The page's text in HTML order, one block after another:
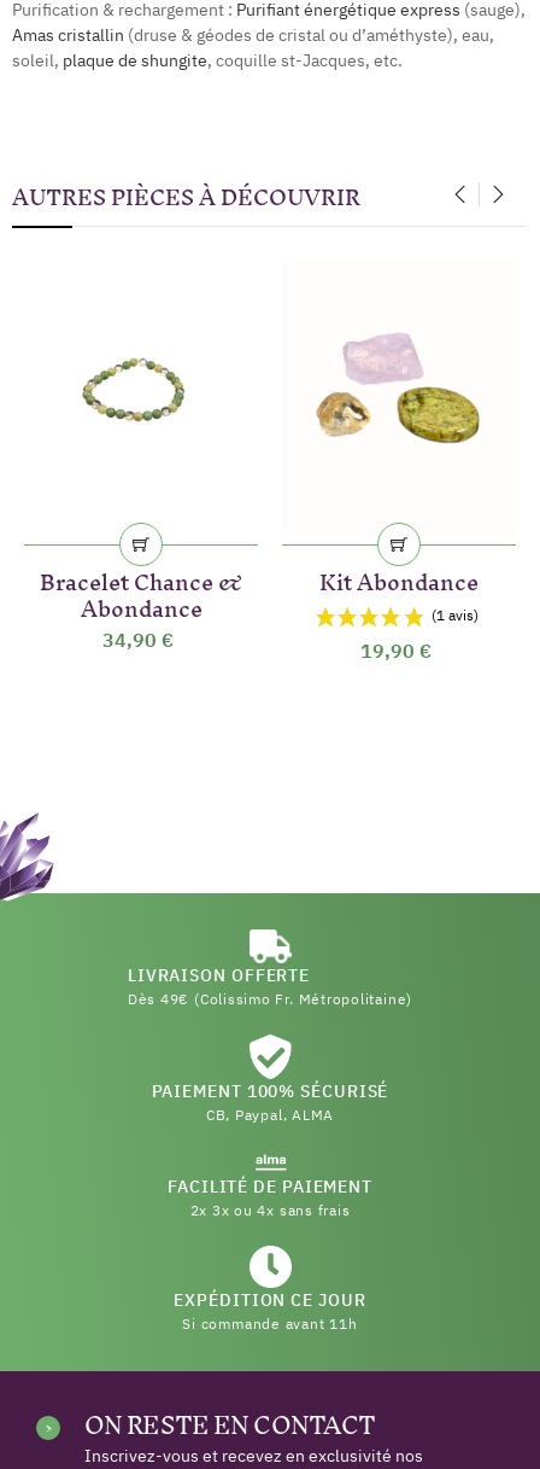
Purification & rechargement : Purifiant énergétique express (sauge),
Amas cristallin (druse & géodes de cristal ou d’améthyste), eau,
soleil, plaque de shungite, coquille st-Jacques, etc.
AUTRES PIÈCES À DÉCOUVRIR
Bracelet Chance &
Abondance
34,90 €
Kit Abondance
19,90 €
LIVRAISON OFFERTE
Dès 49€ (Colissimo Fr. Métropolitaine)
PAIEMENT 100% SÉCURISÉ
CB, Paypal, ALMA
FACILITÉ DE PAIEMENT
2x 3x ou 4x sans frais
EXPÉDITION CE JOUR
Si commande avant 11h
ON RESTE EN CONTACT
Inscrivez-vous et recevez en exclusivité nos